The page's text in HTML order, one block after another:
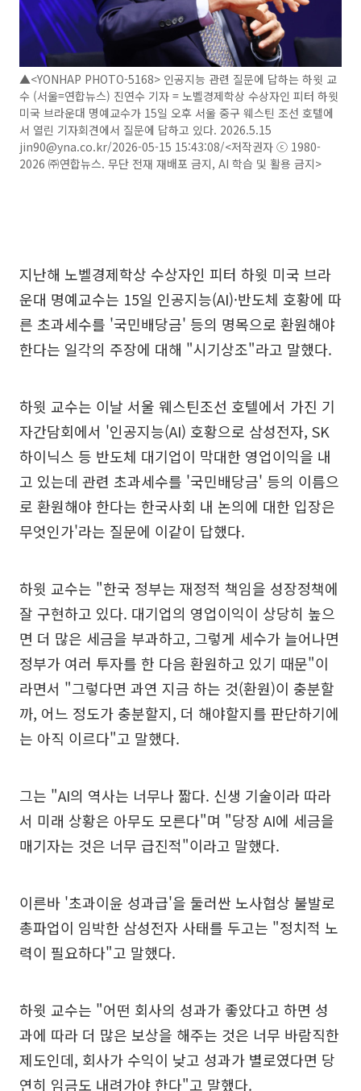
▲<YONHAP PHOTO-5168> 인공지능 관련 질문에 답하는 하윗 교
수 (서울=연합뉴스) 진연수 기자 = 노벨경제학상 수상자인 피터 하윗
미국 브라운대 명예교수가 15일 오후 서울 중구 웨스틴 조선 호텔에
서 열린 기자회견에서 질문에 답하고 있다. 2026.5.15
jin90@yna.co.kr/2026-05-15 15:43:08/<저작권자 ⓒ 1980-
2026 ㈜연합뉴스. 무단 전재 재배포 금지, AI 학습 및 활용 금지>
지난해 노벨경제학상 수상자인 피터 하윗 미국 브라
운대 명예교수는 15일 인공지능(AI)·반도체 호황에 따
른 초과세수를 '국민배당금' 등의 명목으로 환원해야
한다는 일각의 주장에 대해 "시기상조"라고 말했다.
하윗 교수는 이날 서울 웨스틴조선 호텔에서 가진 기
자간담회에서 '인공지능(AI) 호황으로 삼성전자, SK
하이닉스 등 반도체 대기업이 막대한 영업이익을 내
고 있는데 관련 초과세수를 '국민배당금' 등의 이름으
로 환원해야 한다는 한국사회 내 논의에 대한 입장은
무엇인가'라는 질문에 이같이 답했다.
하윗 교수는 "한국 정부는 재정적 책임을 성장정책에
잘 구현하고 있다. 대기업의 영업이익이 상당히 높으
면 더 많은 세금을 부과하고, 그렇게 세수가 늘어나면
정부가 여러 투자를 한 다음 환원하고 있기 때문"이
라면서 "그렇다면 과연 지금 하는 것(환원)이 충분할
까, 어느 정도가 충분할지, 더 해야할지를 판단하기에
는 아직 이르다"고 말했다.
그는 "AI의 역사는 너무나 짧다. 신생 기술이라 따라
서 미래 상황은 아무도 모른다"며 "당장 AI에 세금을
매기자는 것은 너무 급진적"이라고 말했다.
이른바 '초과이윤 성과급'을 둘러싼 노사협상 불발로
총파업이 임박한 삼성전자 사태를 두고는 "정치적 노
력이 필요하다"고 말했다.
하윗 교수는 "어떤 회사의 성과가 좋았다고 하면 성
과에 따라 더 많은 보상을 해주는 것은 너무 바람직한
제도인데, 회사가 수익이 낮고 성과가 별로였다면 당
연히 임금도 내려가야 한다"고 말했다.